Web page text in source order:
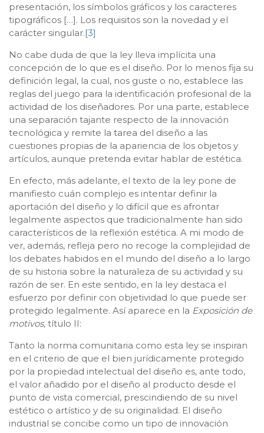
presentación, los símbolos gráficos y los caracteres
tipográficos […]. Los requisitos son la novedad y el
carácter singular.[3]
No cabe duda de que la ley lleva implícita una
concepción de lo que es el diseño. Por lo menos fija su
definición legal, la cual, nos guste o no, establece las
reglas del juego para la identificación profesional de la
actividad de los diseñadores. Por una parte, establece
una separación tajante respecto de la innovación
tecnológica y remite la tarea del diseño a las
cuestiones propias de la apariencia de los objetos y
artículos, aunque pretenda evitar hablar de estética.
En efecto, más adelante, el texto de la ley pone de
manifiesto cuán complejo es intentar definir la
aportación del diseño y lo difícil que es afrontar
legalmente aspectos que tradicionalmente han sido
característicos de la reflexión estética. A mi modo de
ver, además, refleja pero no recoge la complejidad de
los debates habidos en el mundo del diseño a lo largo
de su historia sobre la naturaleza de su actividad y su
razón de ser. En este sentido, en la ley destaca el
esfuerzo por definir con objetividad lo que puede ser
protegido legalmente. Así aparece en la Exposición de
motivos, título II:
Tanto la norma comunitaria como esta ley se inspiran
en el criterio de que el bien jurídicamente protegido
por la propiedad intelectual del diseño es, ante todo,
el valor añadido por el diseño al producto desde el
punto de vista comercial, prescindiendo de su nivel
estético o artístico y de su originalidad. El diseño
industrial se concibe como un tipo de innovación